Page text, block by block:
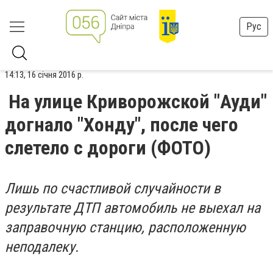
Рус
14:13, 16 січня 2016 р.
На улице Криворожской "Ауди"
догнало "Хонду", после чего
слетело с дороги (ФОТО)
Лишь по счастливой случайности в
результате ДТП автомобиль не выехал на
заправочную станцию, расположенную
неподалеку.